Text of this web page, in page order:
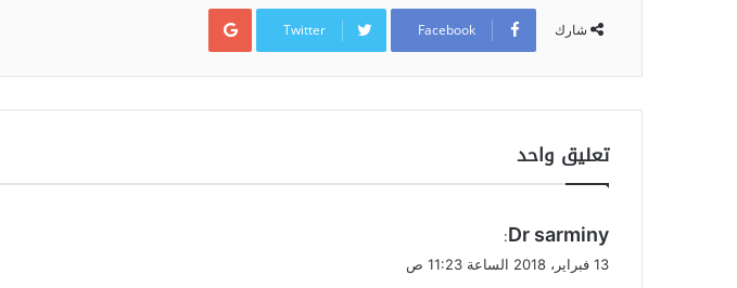
شارك Facebook
Twitter
Google+
تعليق واحد
يDr sarminy
:
13 فبراير، 2018 الساعة 11:23 ص